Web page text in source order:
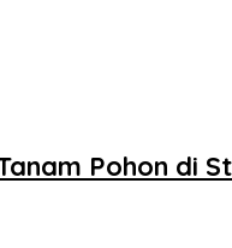
Pohon di